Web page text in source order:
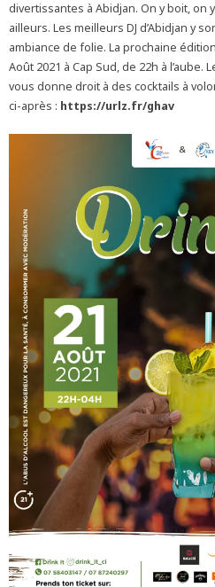
divertissantes à Abidjan. On y boit, on
ailleurs. Les meilleurs DJ d’Abidjan y
ambiance de folie. La prochaine
Août 2021 à Cap Sud, de 22h à l’aube.
vous donne droit à des cocktails à
ci-après : https://urlz.fr/ghav